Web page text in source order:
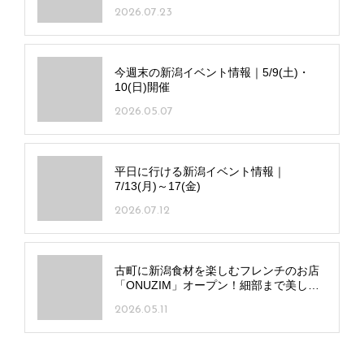
2026.07.23
今週末の新潟イベント情報｜5/9(土)・
10(日)開催
2026.05.07
平日に行ける新潟イベント情報｜
7/13(月)～17(金)
2026.07.12
古町に新潟食材を楽しむフレンチのお店
「ONUZIM」オープン！細部まで美しい
2026.05.11